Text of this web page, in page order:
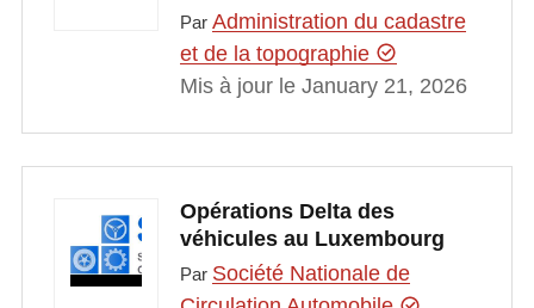
Par Administration du cadastre
et de la topographie
Mis à jour le January 21, 2026
Opérations Delta des
véhicules au Luxembourg
Par Société Nationale de